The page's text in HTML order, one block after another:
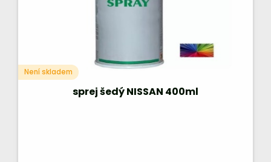
Není skladem
sprej šedý NISSAN 400ml